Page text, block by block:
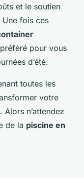
et le soutien
fois ces
pour vous
d’été.
toutes les
votre
n’attendez
de la piscine en